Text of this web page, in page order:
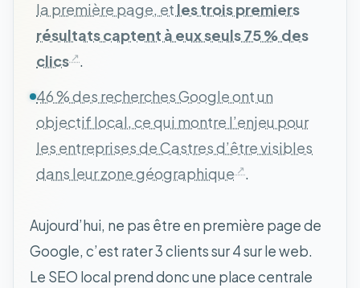
la première page, et les trois premiers
résultats captent à eux seuls 75 % des
clics
.
46 % des recherches Google ont un
objectif local, ce qui montre l’enjeu pour
les entreprises de Castres d’être visibles
dans leur zone géographique
.
Aujourd’hui, ne pas être en première page de
Google, c’est rater 3 clients sur 4 sur le web.
Le SEO local prend donc une place centrale